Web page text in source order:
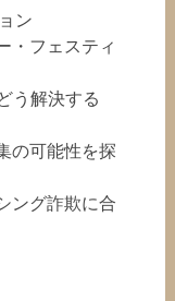
ン
・フェスティ
う解決する
の可能性を探
ング詐欺に合